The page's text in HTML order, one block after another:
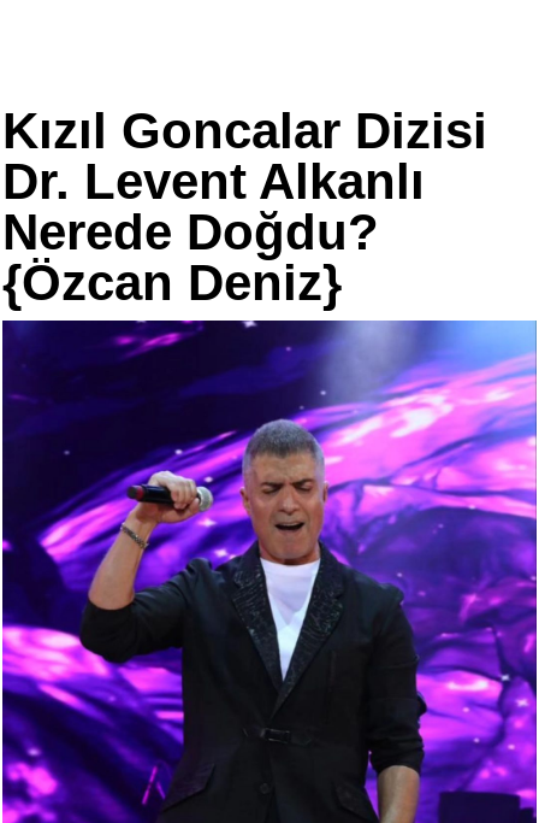
Kızıl Goncalar Dizisi
Dr. Levent Alkanlı
Nerede Doğdu?
{Özcan Deniz}